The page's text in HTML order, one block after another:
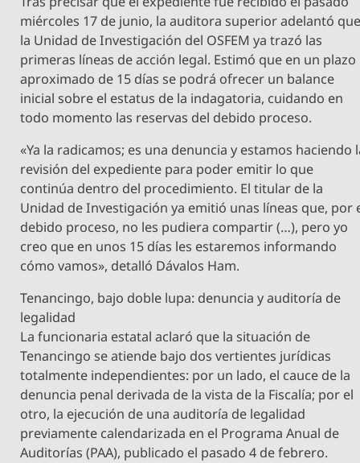
miércoles 17 de junio, la auditora superior adelantó
la Unidad de Investigación del OSFEM ya trazó las
primeras líneas de acción legal. Estimó que en un plazo
aproximado de 15 días se podrá ofrecer un balance
inicial sobre el estatus de la indagatoria, cuidando en
todo momento las reservas del debido proceso.
«Ya la radicamos; es una denuncia y estamos haciendo
revisión del expediente para poder emitir lo que
continúa dentro del procedimiento. El titular de la
Unidad de Investigación ya emitió unas líneas que, por
debido proceso, no les pudiera compartir (…), pero yo
creo que en unos 15 días les estaremos informando
cómo vamos», detalló Dávalos Ham.
Tenancingo, bajo doble lupa: denuncia y auditoría de
legalidad
La funcionaria estatal aclaró que la situación de
Tenancingo se atiende bajo dos vertientes jurídicas
totalmente independientes: por un lado, el cauce de la
denuncia penal derivada de la vista de la Fiscalía; por el
otro, la ejecución de una auditoría de legalidad
previamente calendarizada en el Programa Anual de
Auditorías (PAA), publicado el pasado 4 de febrero.